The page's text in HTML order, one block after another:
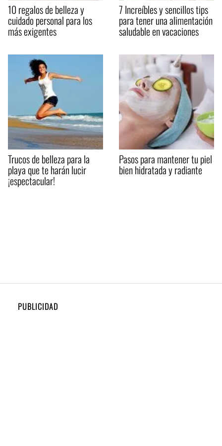
10 regalos de belleza y
cuidado personal para los
más exigentes
7 Increíbles y sencillos tips
para tener una alimentación
saludable en vacaciones
Trucos de belleza para la
playa que te harán lucir
¡espectacular!
Pasos para mantener tu piel
bien hidratada y radiante
PUBLICIDAD